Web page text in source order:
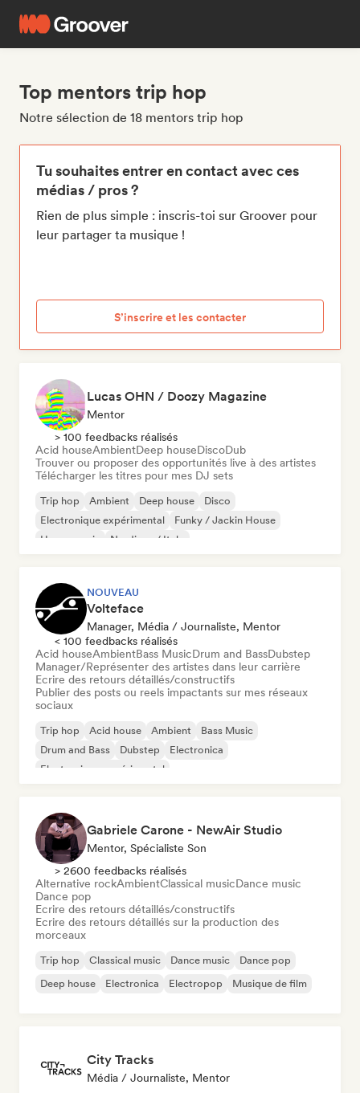
Top mentors trip hop
Notre sélection de 18 mentors trip hop
Tu souhaites entrer en contact avec ces
médias / pros ?
Rien de plus simple : inscris-toi sur Groover pour
leur partager ta musique !
S’inscrire et les contacter
Lucas OHN / Doozy Magazine
Mentor
> 100 feedbacks réalisés
Acid houseAmbientDeep houseDiscoDub
Trouver ou proposer des opportunités live à des artistes
Télécharger les titres pour mes DJ sets
Trip hop Ambient Deep house
Disco
Electronique expérimental
Funky / Jackin House
House music
Nu-disco / Italo
NOUVEAU
Volteface
Manager, Média / Journaliste, Mentor
< 100 feedbacks réalisés
Acid houseAmbientBass MusicDrum and BassDubstep
Manager/Représenter des artistes dans leur carrière
Ecrire des retours détaillés/constructifs
Publier des posts ou reels impactants sur mes réseaux
sociaux
Trip hop Acid house Ambient
Bass Music
Drum and Bass
Dubstep
Electronica
Electronique expérimental
Gabriele Carone - NewAir Studio
Mentor, Spécialiste Son
> 2600 feedbacks réalisés
Alternative rockAmbientClassical musicDance music
Dance pop
Ecrire des retours détaillés/constructifs
Ecrire des retours détaillés sur la production des
morceaux
Trip hop Classical music Dance music
Dance pop
Deep house
Electronica Electropop Musique de film
City Tracks
Média / Journaliste, Mentor